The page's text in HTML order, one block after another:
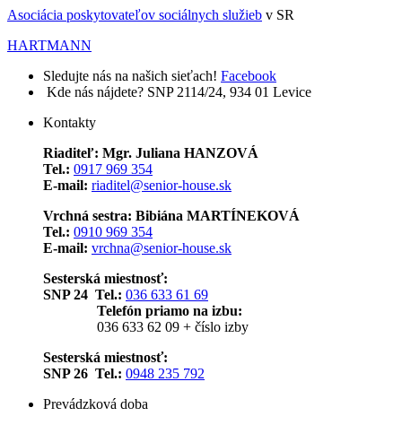
Asociácia poskytovateľov sociálnych služieb v SR
HARTMANN
Sledujte nás na našich sieťach! Facebook
Kde nás nájdete? SNP 2114/24, 934 01 Levice
Kontakty
Riaditeľ: Mgr. Juliana HANZOVÁ
Tel.: 0917 969 354
E-mail: riaditel@senior-house.sk
Vrchná sestra: Bibiána MARTÍNEKOVÁ
Tel.: 0910 969 354
E-mail: vrchna@senior-house.sk
Sesterská miestnosť:
SNP 24 Tel.: 036 633 61 69
Telefón priamo na izbu:
036 633 62 09 + číslo izby
Sesterská miestnosť:
SNP 26 Tel.: 0948 235 792
Prevádzková doba